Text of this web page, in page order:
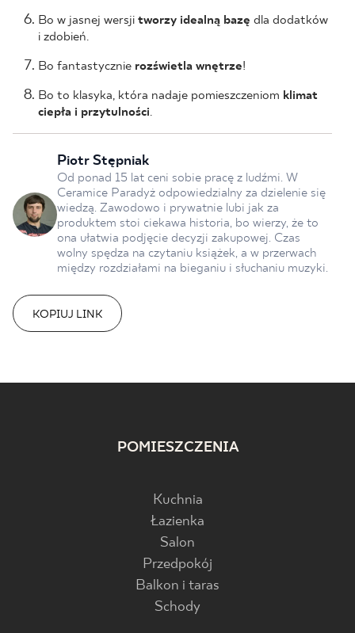
Bo w jasnej wersji tworzy idealną bazę dla dodatków
i zdobień.
Bo fantastycznie rozświetla wnętrze!
Bo to klasyka, która nadaje pomieszczeniom klimat
ciepła i przytulności.
Piotr Stępniak
Od ponad 15 lat ceni sobie pracę z ludźmi. W
Ceramice Paradyż odpowiedzialny za dzielenie się
wiedzą. Zawodowo i prywatnie lubi jak za
produktem stoi ciekawa historia, bo wierzy, że to
ona ułatwia podjęcie decyzji zakupowej. Czas
wolny spędza na czytaniu książek, a w przerwach
między rozdziałami na bieganiu i słuchaniu muzyki.
KOPIUJ LINK
POMIESZCZENIA
Kuchnia
Łazienka
Salon
Przedpokój
Balkon i taras
Schody